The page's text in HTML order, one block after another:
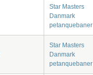
Star Masters
Danmark
petanquebaner
Star Masters
Danmark
petanquebaner